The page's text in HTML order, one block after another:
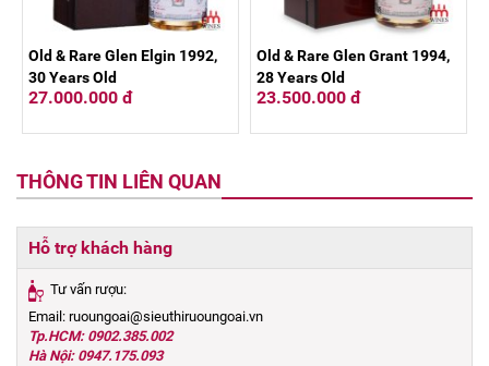
Old & Rare Glen Elgin 1992,
30 Years Old
27.000.000 đ
Old & Rare Glen Grant 1994,
28 Years Old
23.500.000 đ
THÔNG TIN LIÊN QUAN
Hỗ trợ khách hàng
Tư vấn rượu:
Email: ruoungoai@sieuthiruoungoai.vn
Tp.HCM: 0902.385.002
Hà Nội: 0947.175.093